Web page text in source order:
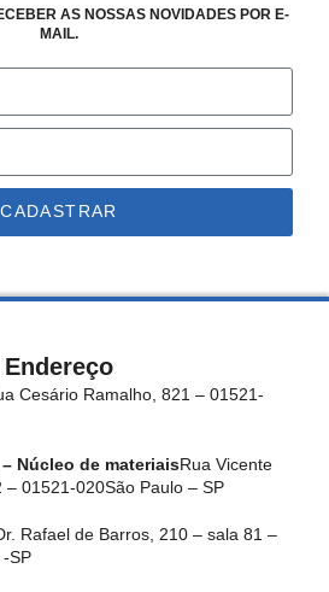
AS NOSSAS NOVIDADES POR E-
MAIL.
CADASTRAR
Endereço
Cesário Ramalho, 821 – 01521-
Núcleo de materiaisRua Vicente
– 01521-020São Paulo – SP
Rafael de Barros, 210 – sala 81 –
SP